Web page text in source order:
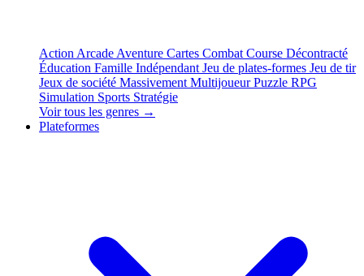
Action Arcade Aventure Cartes Combat Course Décontracté
Éducation Famille Indépendant Jeu de plates-formes Jeu de tir
Jeux de société Massivement MultijoueurPuzzle RPG
Simulation Sports Stratégie
Voir tous les genres →
Plateformes